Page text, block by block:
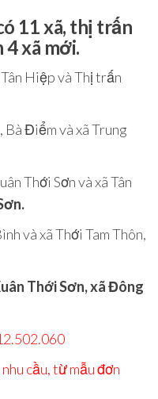
11 xã, thị trấn
xã mới.
Hiệp và Thị trấn
Bà Điểm và xã Trung
Thới Sơn và xã Tân
và xã Thới Tam Thôn,
Thới Sơn, xã Đông
cầu, từ mẫu đơn